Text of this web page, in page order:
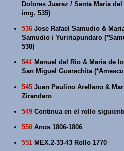
Dolores Juarez / Santa Maria
img. 535)
536 Jose Rafael Samudio &
Samudio / Yuririapundaro
538)
541 Manuel del Rio & Maria de
San Miguel Guarachita
545 Juan Paulino Arellano &
Zirandaro
549 Continua en el rollo
550 Anos 1806-1806
551 MEX.2-33-43 Rollo 1770